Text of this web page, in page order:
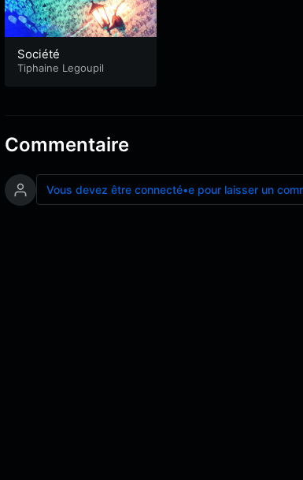
Société
Tiphaine Legoupil
Commentaire
Vous devez être connecté•e pour laisser un